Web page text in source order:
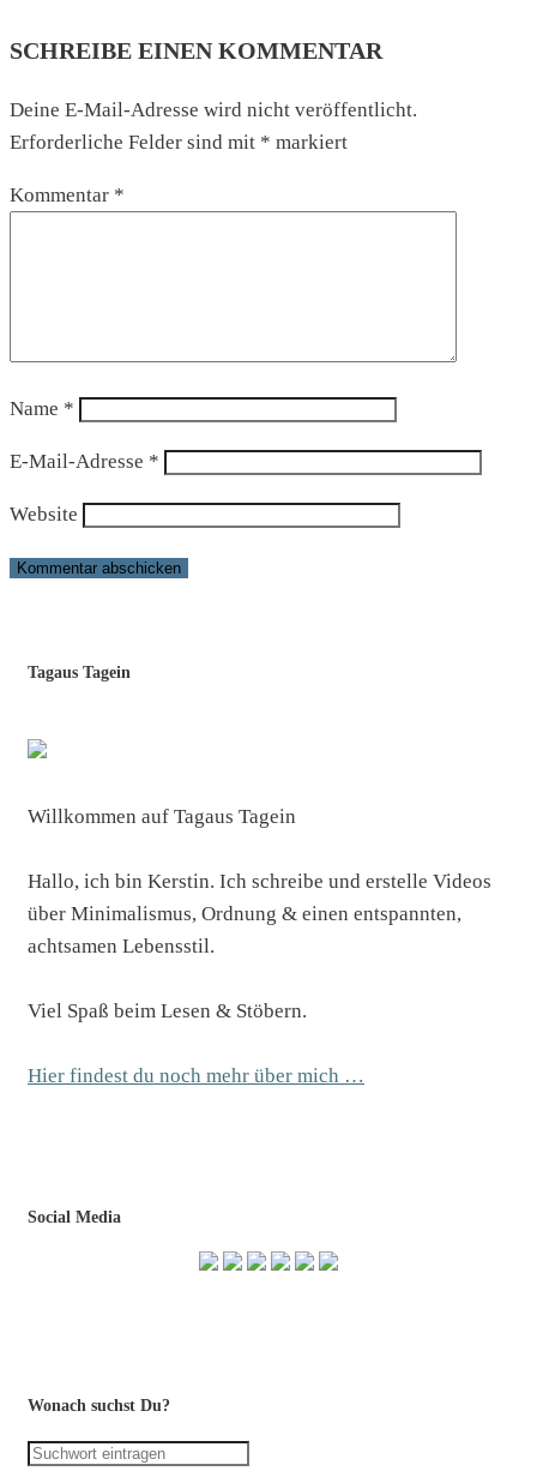
SCHREIBE EINEN KOMMENTAR
Deine E-Mail-Adresse wird nicht veröffentlicht.
Erforderliche Felder sind mit * markiert
Kommentar *
Name *
E-Mail-Adresse *
Website
Tagaus Tagein
Willkommen auf Tagaus Tagein
Hallo, ich bin Kerstin. Ich schreibe und erstelle Videos
über Minimalismus, Ordnung & einen entspannten,
achtsamen Lebensstil.
Viel Spaß beim Lesen & Stöbern.
Hier findest du noch mehr über mich …
Social Media
Wonach suchst Du?